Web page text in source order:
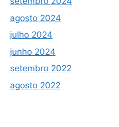
agosto 2024
julho 2024
junho 2024
setembro 2022
agosto 2022